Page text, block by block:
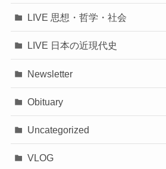
LIVE 思想・哲学・社会
LIVE 日本の近現代史
Newsletter
Obituary
Uncategorized
VLOG